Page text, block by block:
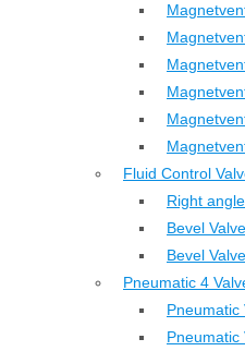
Fluid Control
Right
Bevel
Bevel
Pneumatic 4
Pneumatic
Pneumatic